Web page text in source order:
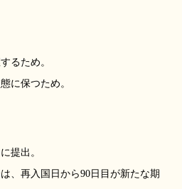
るため。
に保つため。
提出。
、再入国日から90日目が新たな期